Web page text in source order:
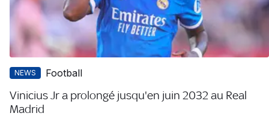
NEWS Football
Vinicius Jr a prolongé jusqu'en juin 2032 au Real
Madrid